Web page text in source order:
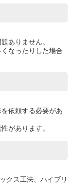
ありません。
なったりした場合
依頼する必要があ
があります。
クス工法、ハイブリ